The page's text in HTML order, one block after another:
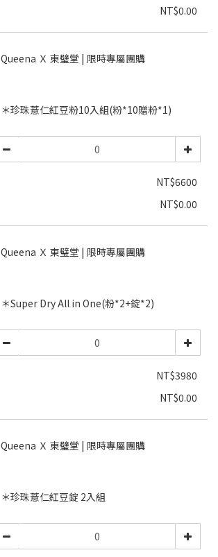
NT$0.00
Queena Ｘ 東璧堂 | 限時專屬團購
＊珍珠薏仁紅豆粉10入組(粉*10贈粉*1)
NT$6600
NT$0.00
Queena Ｘ 東璧堂 | 限時專屬團購
＊Super Dry All in One(粉*2+錠*2)
NT$3980
NT$0.00
Queena Ｘ 東璧堂 | 限時專屬團購
＊珍珠薏仁紅豆錠 2入組